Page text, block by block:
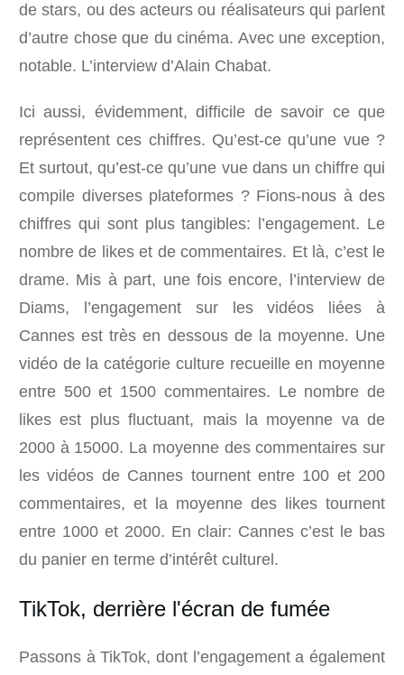
de stars, ou des acteurs ou réalisateurs qui parlent
d’autre chose que du cinéma. Avec une exception,
notable. L’interview d’Alain Chabat.
Ici aussi, évidemment, difficile de savoir ce que
représentent ces chiffres. Qu’est-ce qu’une vue ?
Et surtout, qu’est-ce qu’une vue dans un chiffre qui
compile diverses plateformes ? Fions-nous à des
chiffres qui sont plus tangibles: l’engagement. Le
nombre de likes et de commentaires. Et là, c’est le
drame. Mis à part, une fois encore, l’interview de
Diams, l’engagement sur les vidéos liées à
Cannes est très en dessous de la moyenne. Une
vidéo de la catégorie culture recueille en moyenne
entre 500 et 1500 commentaires. Le nombre de
likes est plus fluctuant, mais la moyenne va de
2000 à 15000. La moyenne des commentaires sur
les vidéos de Cannes tournent entre 100 et 200
commentaires, et la moyenne des likes tournent
entre 1000 et 2000. En clair: Cannes c’est le bas
du panier en terme d’intérêt culturel.
TikTok, derrière l'écran de fumée
Passons à TikTok, dont l’engagement a également